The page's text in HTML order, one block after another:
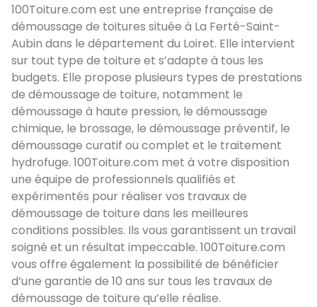
100Toiture.com est une entreprise française de
démoussage de toitures située à La Ferté-Saint-
Aubin dans le département du Loiret. Elle intervient
sur tout type de toiture et s’adapte à tous les
budgets. Elle propose plusieurs types de prestations
de démoussage de toiture, notamment le
démoussage à haute pression, le démoussage
chimique, le brossage, le démoussage préventif, le
démoussage curatif ou complet et le traitement
hydrofuge. 100Toiture.com met à votre disposition
une équipe de professionnels qualifiés et
expérimentés pour réaliser vos travaux de
démoussage de toiture dans les meilleures
conditions possibles. Ils vous garantissent un travail
soigné et un résultat impeccable. 100Toiture.com
vous offre également la possibilité de bénéficier
d’une garantie de 10 ans sur tous les travaux de
démoussage de toiture qu’elle réalise.